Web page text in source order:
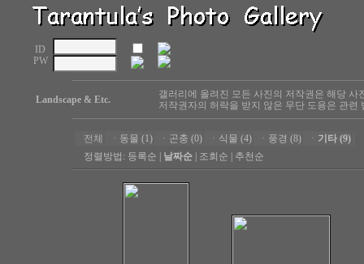
ID
PW
Landscape & Etc.
갤러리에 올려진 모든 사진의 저작권은 해당 사
저작권자의 허락을 받지 않은 무단 도용은 관련
전체 ㆍ 동물 (1) ㆍ 곤충 (0) ㆍ 식물 (4) ㆍ 풍경 (8) ㆍ 기타 (9)
정렬방법: 등록순 날짜순 조회순 추천순